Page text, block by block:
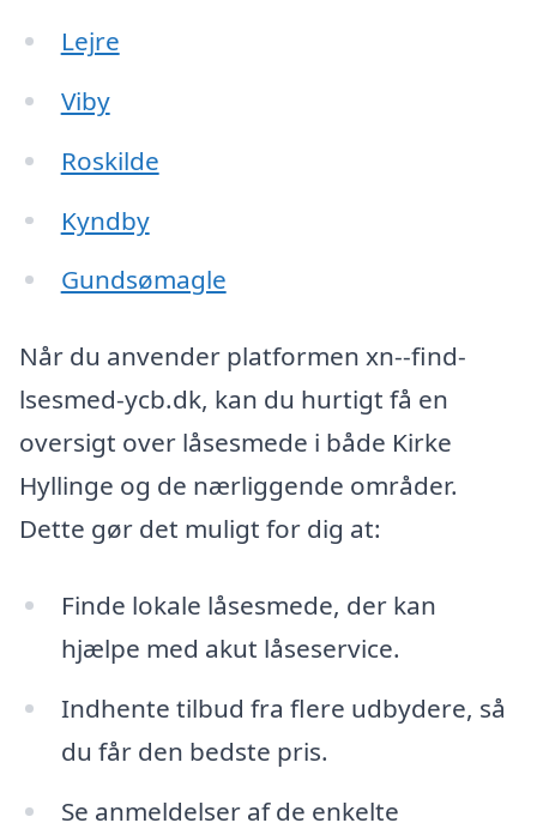
Lejre
Viby
Roskilde
Kyndby
Gundsømagle
Når du anvender platformen xn--find-
lsesmed-ycb.dk, kan du hurtigt få en
oversigt over låsesmede i både Kirke
Hyllinge og de nærliggende områder.
Dette gør det muligt for dig at:
Finde lokale låsesmede, der kan
hjælpe med akut låseservice.
Indhente tilbud fra flere udbydere, så
du får den bedste pris.
Se anmeldelser af de enkelte